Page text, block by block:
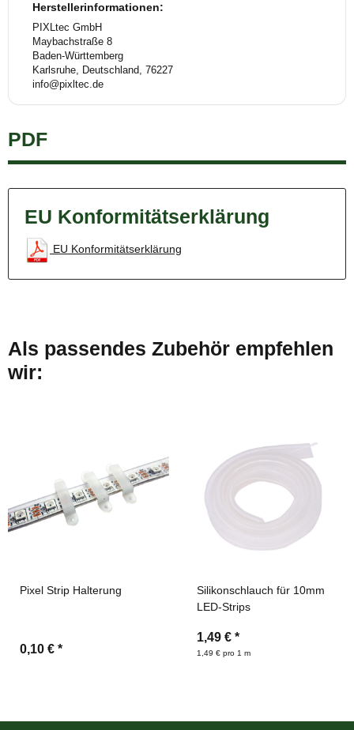
Herstellerinformationen:
PIXLtec GmbH
Maybachstraße 8
Baden-Württemberg
Karlsruhe, Deutschland, 76227
info@pixltec.de
PDF
EU Konformitätserklärung
EU Konformitätserklärung
Als passendes Zubehör empfehlen
wir:
Pixel Strip Halterung
0,10 € *
Silikonschlauch für 10mm
LED-Strips
1,49 € *
1,49 € pro 1 m